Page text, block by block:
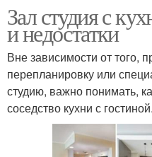
Зал студия с
и недостатки
Вне зависимости от того,
перепланировку или
студию, важно понимать,
соседство кухни с гостиной.